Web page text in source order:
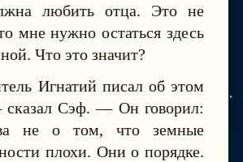
любить отца. Это не
мне нужно остаться здесь
Что это значит?
Игнатий писал об этом
Сэф. — Он говорил:
не о том, что земные
плохи. Они о порядке.